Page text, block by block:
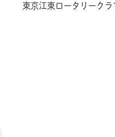
東京江東ロータリーク